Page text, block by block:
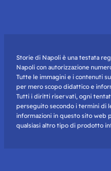
Storie di Napoli è una testata
Napoli con autorizzazione
Tutte le immagini e i contenuti
per mero scopo didattico e
Tutti i diritti riservati, ogni
perseguito secondo i termini di
informazioni in questo sito web
qualsiasi altro tipo di prodotto